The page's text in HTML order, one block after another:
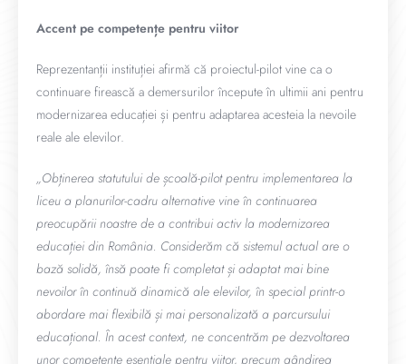
Accent pe competențe pentru viitor
Reprezentanții instituției afirmă că proiectul-pilot vine ca o
continuare firească a demersurilor începute în ultimii ani pentru
modernizarea educației și pentru adaptarea acesteia la nevoile
reale ale elevilor.
„Obținerea statutului de școală-pilot pentru implementarea la
liceu a planurilor-cadru alternative vine în continuarea
preocupării noastre de a contribui activ la modernizarea
educației din România. Considerăm că sistemul actual are o
bază solidă, însă poate fi completat și adaptat mai bine
nevoilor în continuă dinamică ale elevilor, în special printr-o
abordare mai flexibilă și mai personalizată a parcursului
educațional. În acest context, ne concentrăm pe dezvoltarea
unor competențe esențiale pentru viitor, precum gândirea